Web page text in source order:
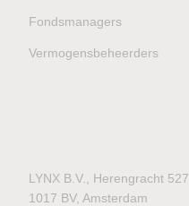
Fondsmanagers
Vermogensbeheerders
LYNX B.V., Herengracht 527,
1017 BV, Amsterdam